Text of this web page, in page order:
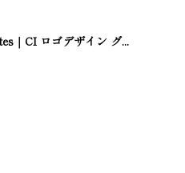
｜CI ロゴデザイン グ...